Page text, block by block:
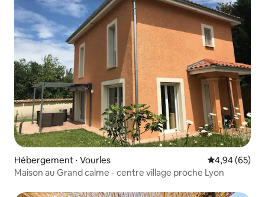
Hébergement ⋅ Vourles Évaluation
4,94 (65)
Maison au Grand calme - centre village proche Lyon